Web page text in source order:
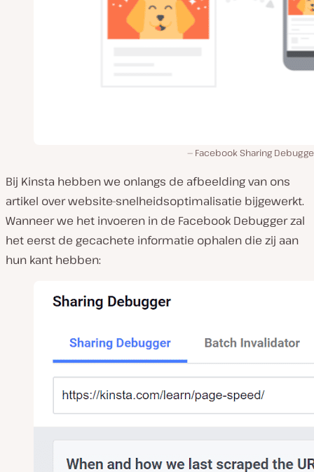
Facebook Sharing
Bij Kinsta hebben we onlangs de afbeelding van ons
artikel over website-snelheidsoptimalisatie bijgewerkt.
Wanneer we het invoeren in de Facebook Debugger zal
het eerst de gecachete informatie ophalen die zij aan
hun kant hebben: